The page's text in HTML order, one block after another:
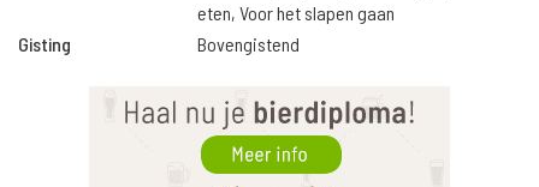
eten, Voor het slapen gaan
Gisting
Bovengistend